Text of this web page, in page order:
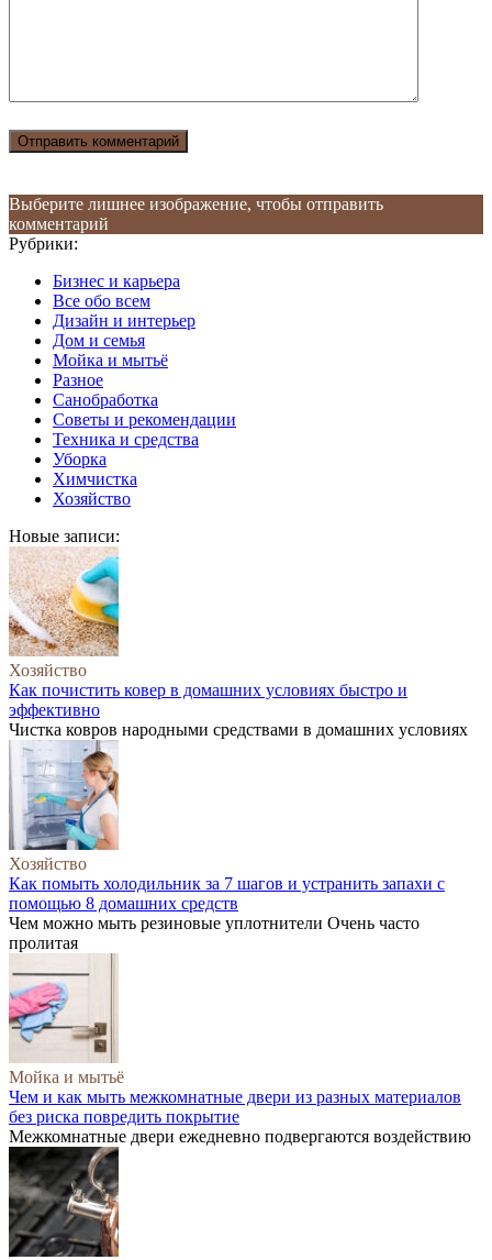
Выберите лишнее изображение, чтобы отправить
комментарий
Рубрики:
Бизнес и карьера
Все обо всем
Дизайн и интерьер
Дом и семья
Мойка и мытьё
Разное
Санобработка
Советы и рекомендации
Техника и средства
Уборка
Химчистка
Хозяйство
Новые записи:
Хозяйство
Как почистить ковер в домашних условиях быстро и
эффективно
Чистка ковров народными средствами в домашних условиях
Хозяйство
Как помыть холодильник за 7 шагов и устранить запахи с
помощью 8 домашних средств
Чем можно мыть резиновые уплотнители Очень часто
пролитая
Мойка и мытьё
Чем и как мыть межкомнатные двери из разных материалов
без риска повредить покрытие
Межкомнатные двери ежедневно подвергаются воздействию